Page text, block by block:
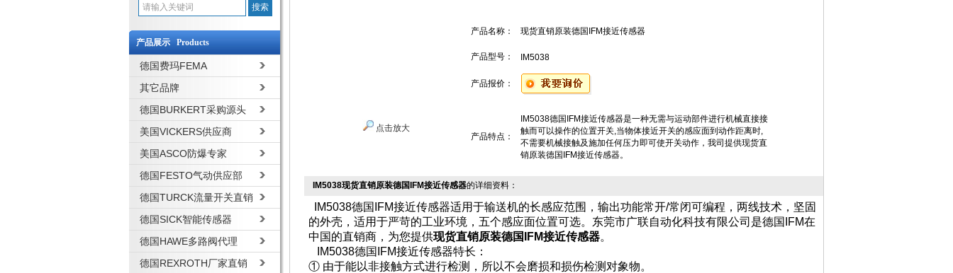
产品展示 Products
德国费玛FEMA
其它品牌
德国BURKERT采购源头
美国VICKERS供应商
美国ASCO防爆专家
德国FESTO气动供应部
德国TURCK流量开关直销
德国SICK智能传感器
德国HAWE多路阀代理
德国REXROTH厂家直销
点击放大
产品名称： 现货直销原装德国IFM接近传感器
产品型号： IM5038
产品报价：
产品特点：
IM5038德国IFM接近传感器是一种无需与运动部件进行机械直接接
触而可以操作的位置开关,当物体接近开关的感应面到动作距离时,
不需要机械接触及施加任何压力即可使开关动作，我司提供现货直
销原装德国IFM接近传感器。
IM5038现货直销原装德国IFM接近传感器的详细资料：
IM5038德国IFM接近传感器适用于输送机的长感应范围，输出功能常开/常闭可编程，两线技术，坚固
的外壳，适用于严苛的工业环境，五个感应面位置可选。东莞市广联自动化科技有限公司是德国IFM在
中国的直销商，为您提供现货直销原装德国IFM接近传感器。
IM5038德国IFM接近传感器特长：
① 由于能以非接触方式进行检测，所以不会磨损和损伤检测对象物。